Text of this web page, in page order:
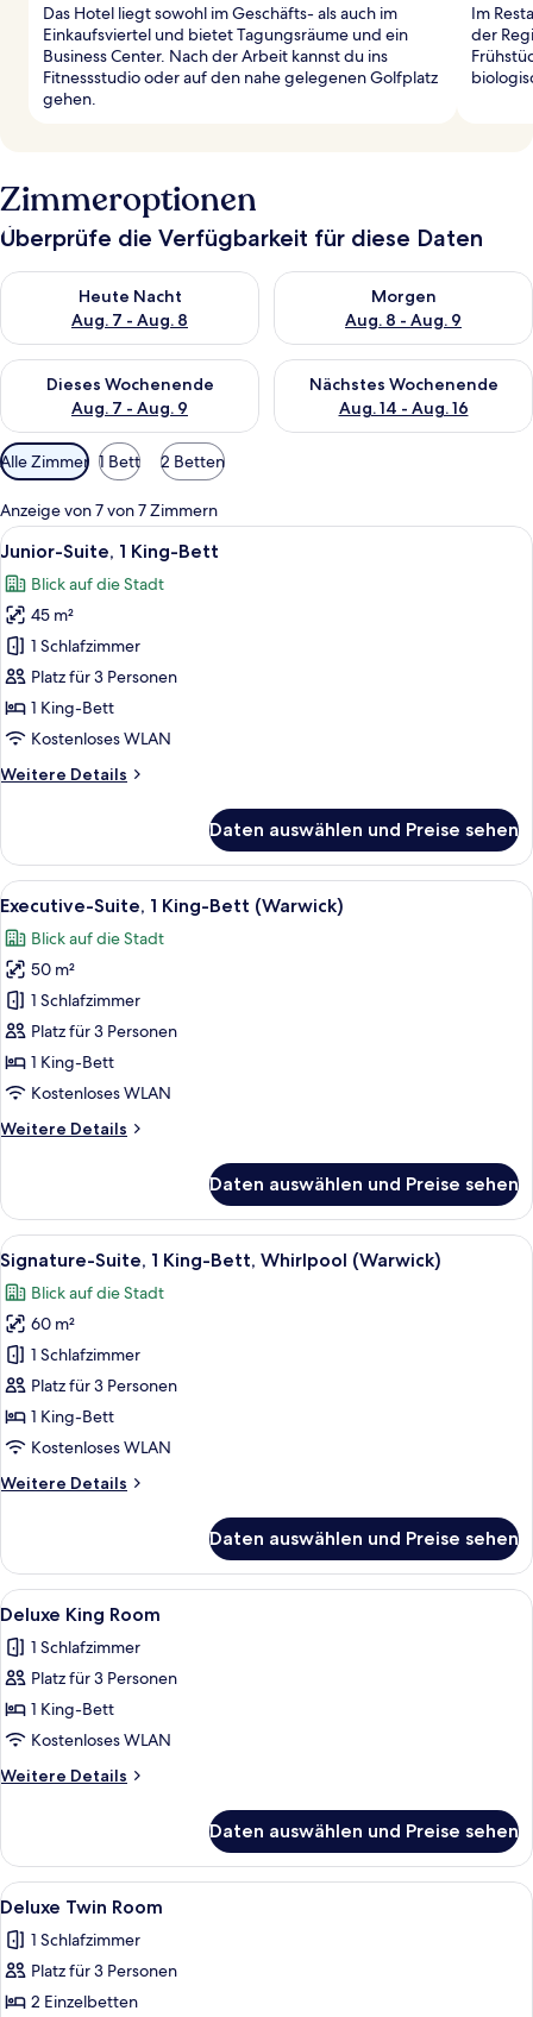
Das Hotel liegt sowohl im Geschäfts- als auch im
Einkaufsviertel und bietet Tagungsräume und ein
Business Center. Nach der Arbeit kannst du ins
Fitnessstudio oder auf den nahe gelegenen Golfplatz
gehen.
Im
der
Zimmeroptionen
Überprüfe die Verfügbarkeit für diese Daten
Heute Nacht
Aug. 7 - Aug. 8
Überprüfe die Verfügbarkeit für heute Nacht, Aug. 7 - Aug. 8.
Morgen
Aug. 8 - Aug. 9
Überprüfe die Verfügbarkeit
Dieses Wochenende
Aug. 7 - Aug. 9
Überprüfe die Verfügbarkeit für dieses Wochenende, Aug. 7
Nächstes Wochenende
Aug. 14 - Aug. 16
Überprüfe die Verfügbarkeit
Verfügbare
Filter
für
Zimmer
Alle Zimmer 1 Bett 2 Betten
Anzeige von 7 von 7 Zimmern
Alle
Fotos
für
Junior-
Suite,
1 King-
Bett
anzeigen
Ein Hotelzimmer mit Sofa, Sessel,
9
Junior-Suite, 1 King-Bett
Blick auf die Stadt
45 m²
1 Schlafzimmer
Platz für 3 Personen
1 King-Bett
Kostenloses WLAN
Weitere Details
Weitere
Suite,
1 King-
Bett
Daten auswählen und Preise sehen
Alle
Fotos
für
Executive-
Suite,
1 King-
Bett
(Warwick)
Ein Hotelzimmer mit Bett,
9
Executive-Suite, 1 King-Bett (Warwick)
Blick auf die Stadt
50 m²
1 Schlafzimmer
Platz für 3 Personen
1 King-Bett
Kostenloses WLAN
Weitere Details
Weitere
Suite,
1 King-
Bett
(Warwick)
Daten auswählen und Preise sehen
Alle
Fotos
für
Signature-
Suite,
1 King-
Bett,
Whirlpool
anzeigen
Ein Hotelzimmer mit Bett, Sofa,
8
Signature-Suite, 1 King-Bett, Whirlpool (Warwick)
Blick auf die Stadt
60 m²
1 Schlafzimmer
Platz für 3 Personen
1 King-Bett
Kostenloses WLAN
Weitere Details
Weitere
Suite,
1 King-
Bett,
(Warwick)
Daten auswählen und Preise sehen
Alle
Fotos
für
Deluxe
King
Room
anzeigen
Ein Hotelzimmer mit einem Bett,
9
Deluxe King Room
1 Schlafzimmer
Platz für 3 Personen
1 King-Bett
Kostenloses WLAN
Weitere Details
Weitere
King
Room
Daten auswählen und Preise sehen
Alle
Fotos
für
Deluxe
Twin
Ein Doppelbett mit zwei
7
Deluxe Twin Room
1 Schlafzimmer
Platz für 3 Personen
2 Einzelbetten